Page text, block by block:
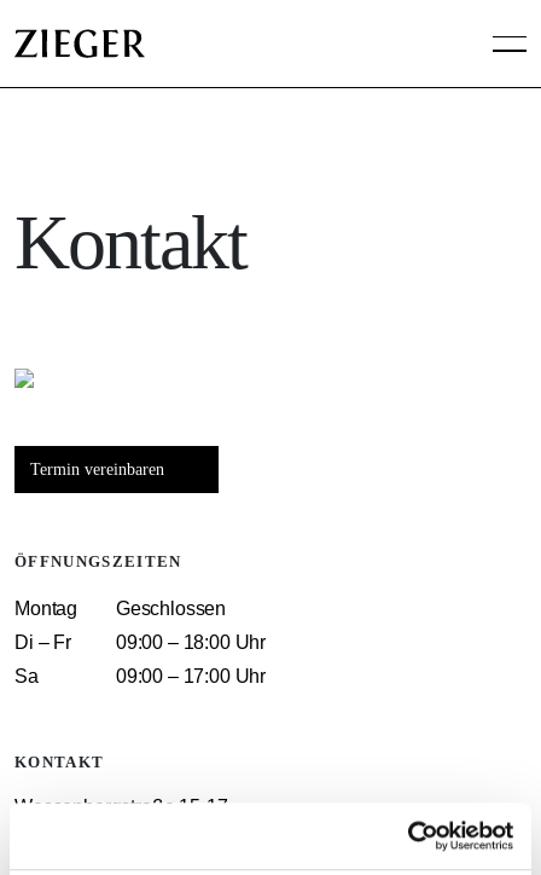
Kontakt
Termin vereinbaren
ÖFFNUNGSZEITEN
Montag
Geschlossen
Di – Fr
09:00 – 18:00 Uhr
Sa
09:00 – 17:00 Uhr
KONTAKT
Wessenbergstraße 15-17